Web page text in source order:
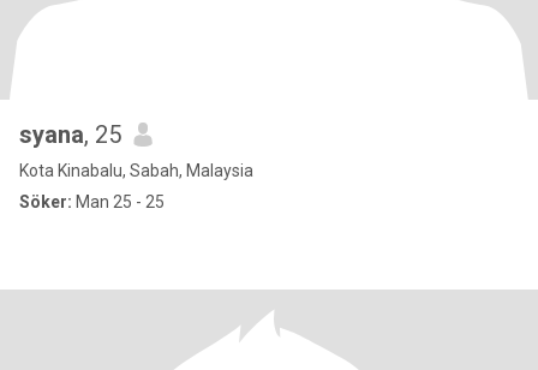
syana, 25
Kota Kinabalu, Sabah, Malaysia
Söker: Man 25 - 25